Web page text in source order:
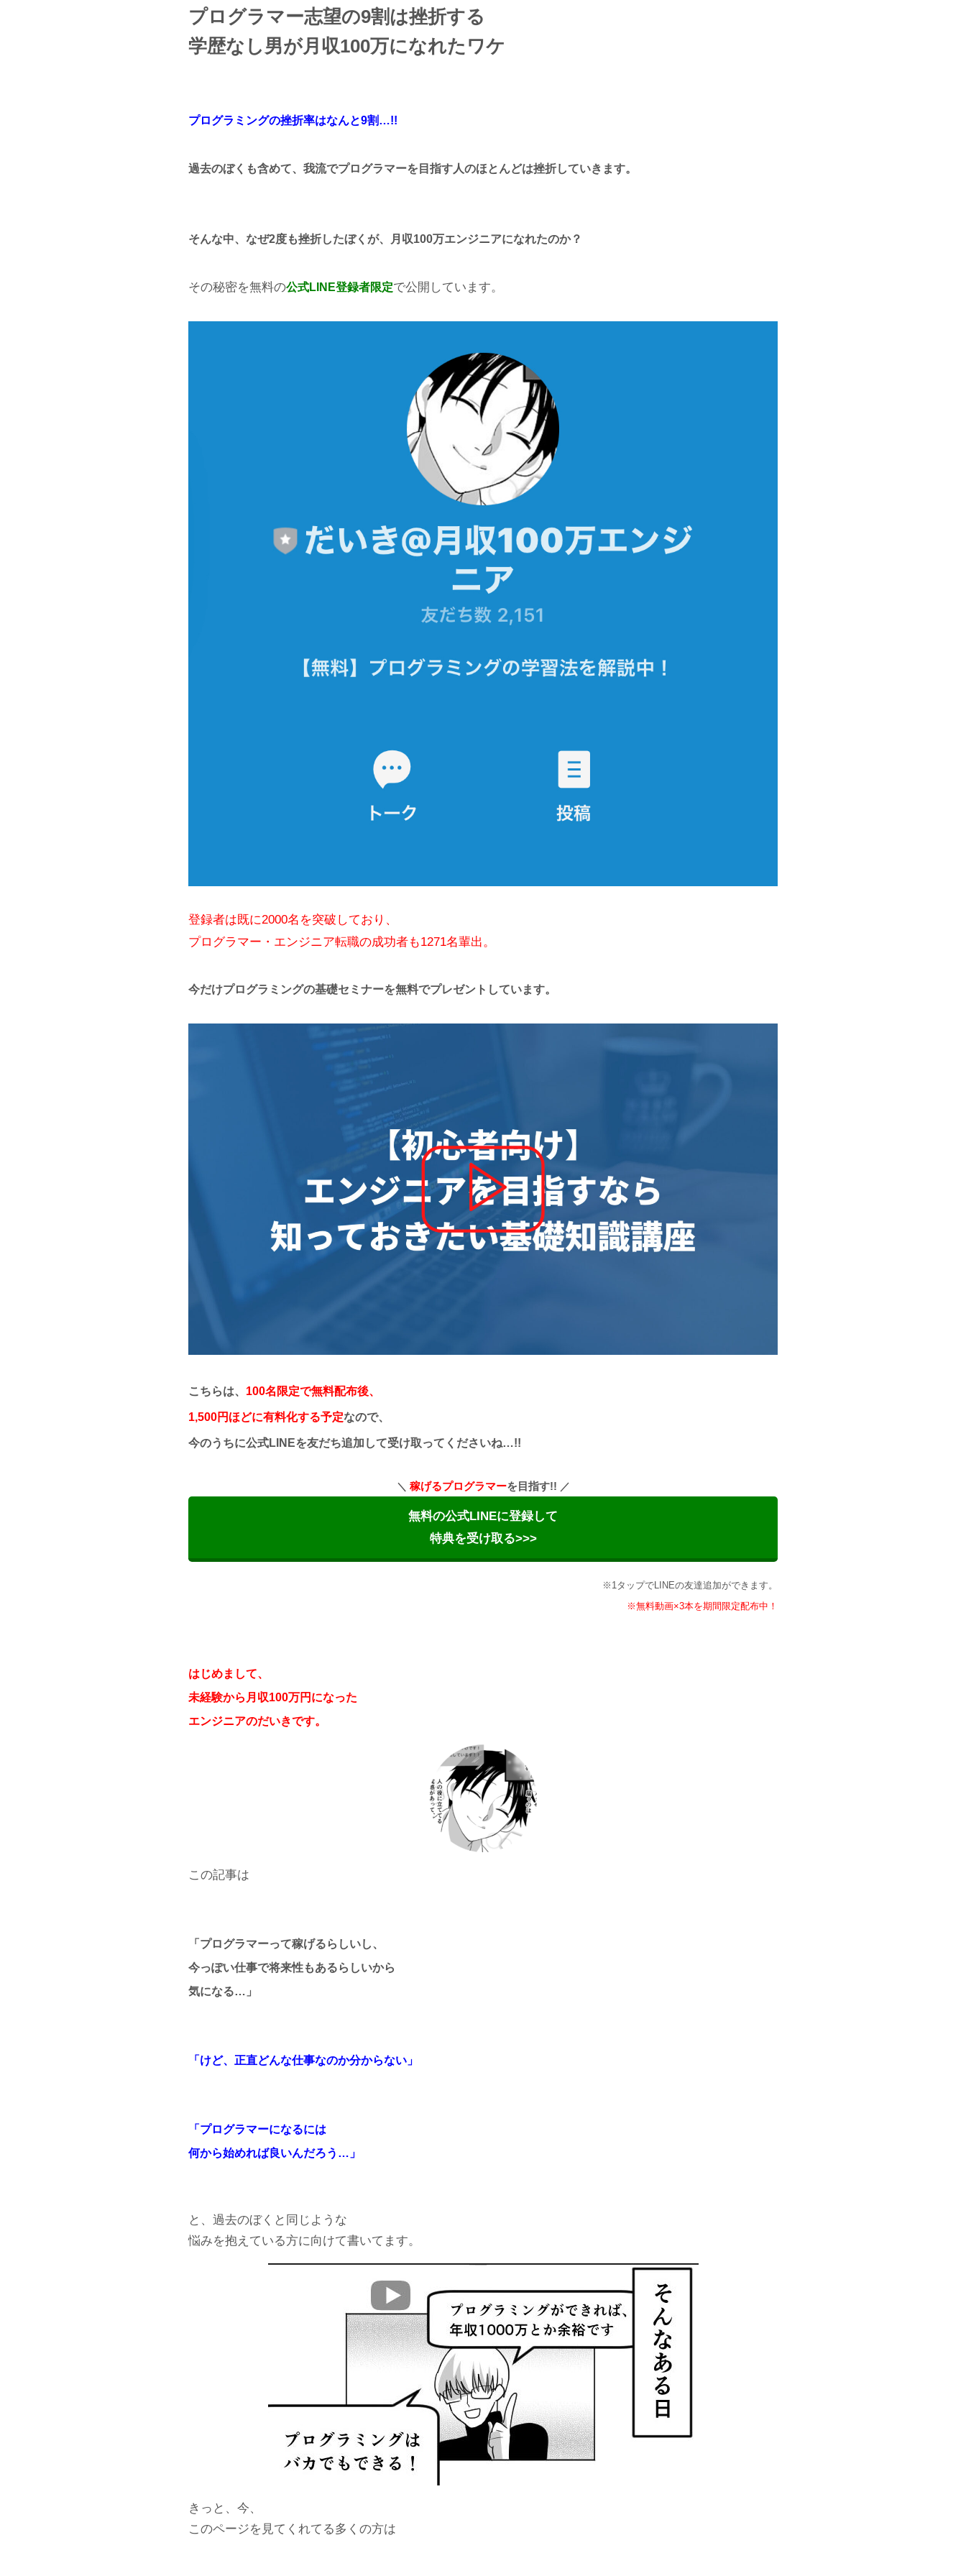
プログラマー志望の9割は挫折する
学歴なし男が月収100万になれたワケ
プログラミングの挫折率はなんと9割…!!
過去のぼくも含めて、我流でプログラマーを目指す人のほとんどは挫折していきます。
そんな中、なぜ2度も挫折したぼくが、月収100万エンジニアになれたのか？
その秘密を無料の公式LINE登録者限定で公開しています。
登録者は既に2000名を突破しており、
プログラマー・エンジニア転職の成功者も1271名輩出。
今だけプログラミングの基礎セミナーを無料でプレゼントしています。
こちらは、 100名限定で無料配布後、
1,500円ほどに有料化する予定なので、
今のうちに公式LINEを友だち追加して受け取ってくださいね…!!
稼げるプログラマーを目指す!!
無料の公式LINEに登録して
特典を受け取る>>>
※1タップでLINEの友達追加ができます。
※無料動画×3本を期間限定配布中！
はじめまして、
未経験から月収100万円になった
エンジニアのだいきです。
この記事は
「プログラマーって稼げるらしいし、
今っぽい仕事で将来性もあるらしいから
気になる…」
「けど、正直どんな仕事なのか分からない」
「プログラマーになるには
何から始めれば良いんだろう…」
と、過去のぼくと同じような
悩みを抱えている方に向けて書いてます。
きっと、今、
このページを見てくれてる多くの方は